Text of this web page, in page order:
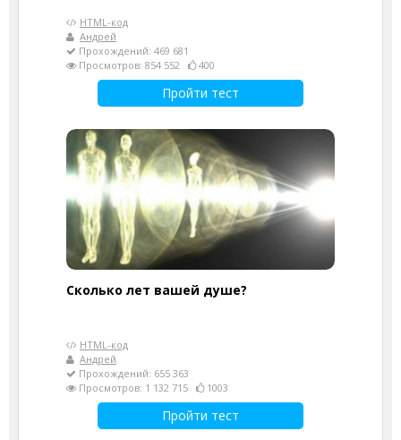
HTML-код
Андрей
Прохождений: 469 681
Просмотров: 854 552
400
Пройти тест
Cколько лет вашей душе?
HTML-код
Андрей
Прохождений: 655 363
Просмотров: 1 132 715
1003
Пройти тест